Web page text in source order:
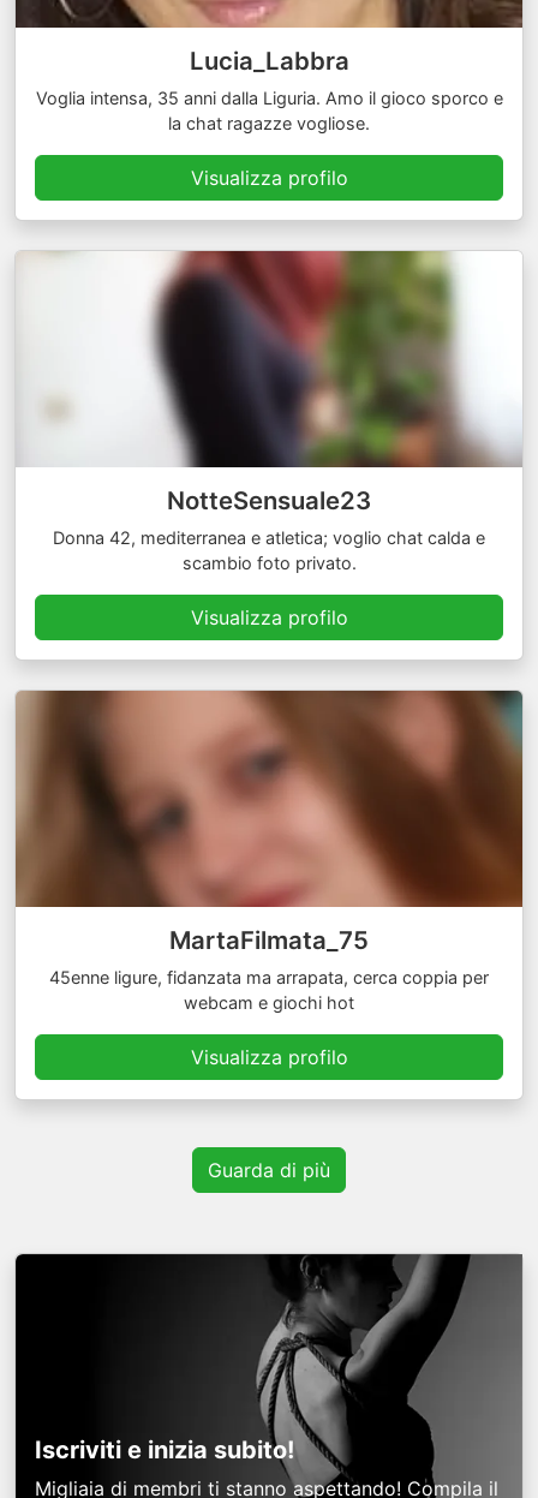
Lucia_Labbra
Voglia intensa, 35 anni dalla Liguria. Amo il gioco sporco e
la chat ragazze vogliose.
Visualizza profilo
NotteSensuale23
Donna 42, mediterranea e atletica; voglio chat calda e
scambio foto privato.
Visualizza profilo
MartaFilmata_75
45enne ligure, fidanzata ma arrapata, cerca coppia per
webcam e giochi hot
Visualizza profilo
Guarda di più
Iscriviti e inizia subito!
Migliaia di membri ti stanno aspettando! Compila il